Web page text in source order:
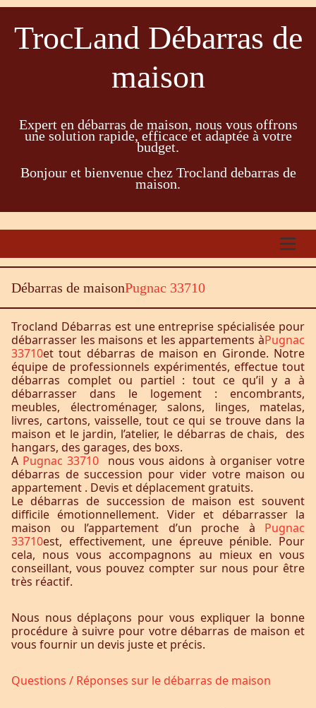
TrocLand Débarras de
maison
Expert en débarras de maison, nous vous offrons
une solution rapide, efficace et adaptée à votre
budget.
Bonjour et bienvenue chez Trocland debarras de
maison.
Débarras de maisonPugnac 33710
Trocland Débarras est une entreprise spécialisée pour
débarrasser les maisons et les appartements àPugnac
33710et tout débarras de maison en Gironde. Notre
équipe de professionnels expérimentés, effectue tout
débarras complet ou partiel : tout ce qu’il y a à
débarrasser dans le logement : encombrants,
meubles, électroménager, salons, linges, matelas,
livres, cartons, vaisselle, tout ce qui se trouve dans la
maison et le jardin, l’atelier, le débarras de chais, des
hangars, des garages, des boxs.
A Pugnac 33710 nous vous aidons à organiser votre
débarras de succession pour vider votre maison ou
appartement . Devis et déplacement gratuits.
Le débarras de succession de maison est souvent
difficile émotionnellement. Vider et débarrasser la
maison ou l’appartement d’un proche à Pugnac
33710est, effectivement, une épreuve pénible. Pour
cela, nous vous accompagnons au mieux en vous
conseillant, vous pouvez compter sur nous pour être
très réactif.
Nous nous déplaçons pour vous expliquer la bonne
procédure à suivre pour votre débarras de maison et
vous fournir un devis juste et précis.
Questions / Réponses sur le débarras de maison